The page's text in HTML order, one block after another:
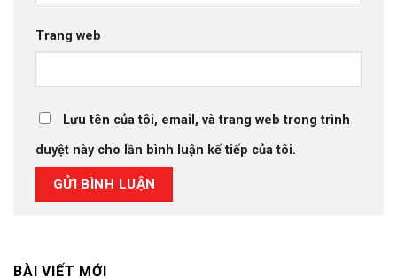
Trang web
Lưu tên của tôi, email, và trang web trong trình
duyệt này cho lần bình luận kế tiếp của tôi.
BÀI VIẾT MỚI